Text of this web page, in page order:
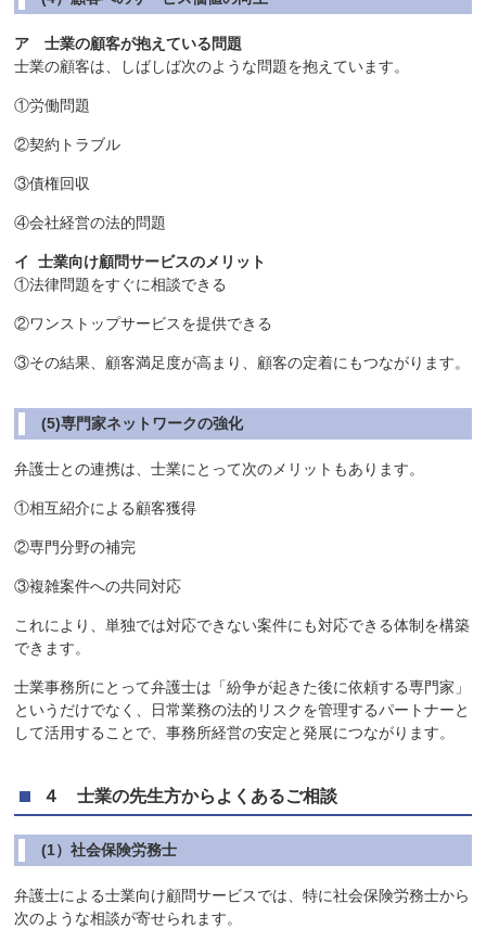
ア 士業の顧客が抱えている問題
士業の顧客は、しばしば次のような問題を抱えています。
①労働問題
②契約トラブル
③債権回収
④会社経営の法的問題
イ 士業向け顧問サービスのメリット
①法律問題をすぐに相談できる
②ワンストップサービスを提供できる
③その結果、顧客満足度が高まり、顧客の定着にもつながります。
(5)専門家ネットワークの強化
弁護士との連携は、士業にとって次のメリットもあります。
①相互紹介による顧客獲得
②専門分野の補完
③複雑案件への共同対応
これにより、単独では対応できない案件にも対応できる体制を構築
できます。
士業事務所にとって弁護士は「紛争が起きた後に依頼する専門家」
というだけでなく、日常業務の法的リスクを管理するパートナーと
して活用することで、事務所経営の安定と発展につながります。
４ 士業の先生方からよくあるご相談
(1）社会保険労務士
弁護士による士業向け顧問サービスでは、特に社会保険労務士から
次のような相談が寄せられます。